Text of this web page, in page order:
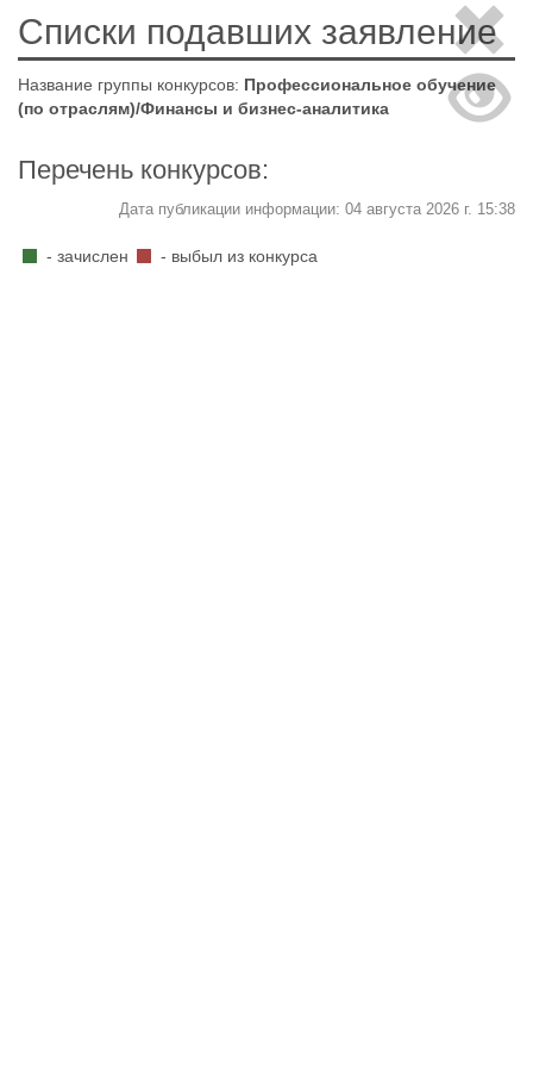
Списки подавших заявление
Название группы конкурсов: Профессиональное обучение
(по отраслям)/Финансы и бизнес-аналитика
Перечень конкурсов:
Дата публикации информации: 04 августа 2026 г. 15:38
- зачислен - выбыл из конкурса